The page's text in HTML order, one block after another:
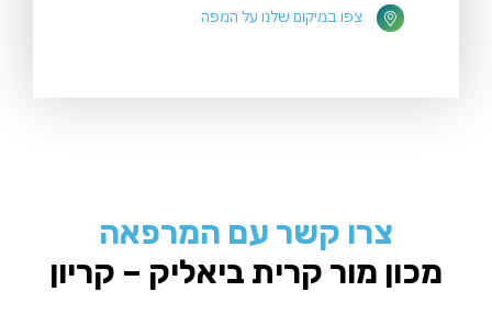
צפו במיקום שלנו על המפה
צרו קשר עם המרפאה
מכון מור קרית ביאליק – קריון